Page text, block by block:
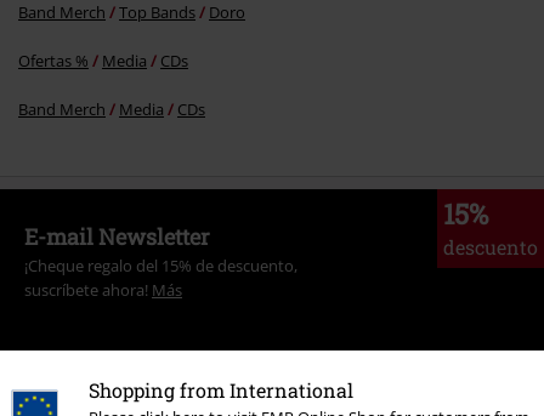
Shopping from International
Band Merch Top Bands Doro
Ofertas % Media CDs
Band Merch Media CDs
15%
descuento
E-mail Newsletter
¡Cheque regalo del 15% de descuento,
suscríbete ahora! Más